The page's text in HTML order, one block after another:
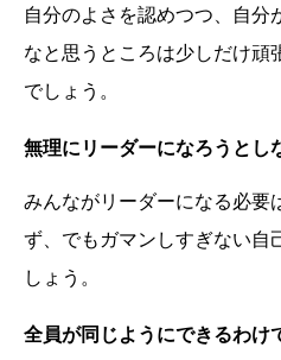
自分のよさを認めつつ、自分
なと思うところは少しだけ頑
でしょう。
無理にリーダーになろうとし
みんながリーダーになる必要
ず、でもガマンしすぎない自
しょう。
全員が同じようにできるわけ